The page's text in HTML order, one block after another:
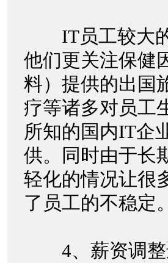
IT员工较大的
他们更关注保健
料）提供的出国
疗等诸多对员工
所知的国内IT企
供。同时由于长
轻化的情况让很
了员工的不稳定
4、薪资调整